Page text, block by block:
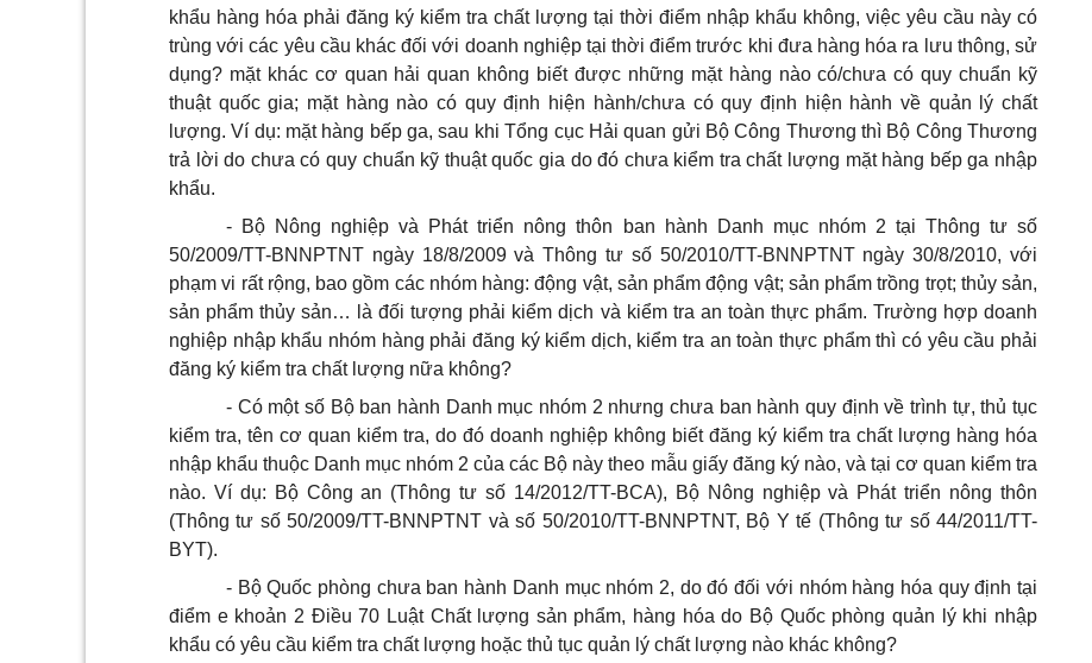
khẩu hàng hóa phải đăng ký kiểm tra chất lượng tại thời điểm nhập khẩu không, việc yêu cầu này có
trùng với các yêu cầu khác đối với doanh nghiệp tại thời điểm trước khi đưa hàng hóa ra lưu thông, sử
dụng? mặt khác cơ quan hải quan không biết được những mặt hàng nào có/chưa có quy chuẩn kỹ
thuật quốc gia; mặt hàng nào có quy định hiện hành/chưa có quy định hiện hành về quản lý chất
lượng. Ví dụ: mặt hàng bếp ga, sau khi Tổng cục Hải quan gửi Bộ Công Thương thì Bộ Công Thương
trả lời do chưa có quy chuẩn kỹ thuật quốc gia do đó chưa kiểm tra chất lượng mặt hàng bếp ga nhập
khẩu.
- Bộ Nông nghiệp và Phát triển nông thôn ban hành Danh mục nhóm 2 tại Thông tư số
50/2009/TT-BNNPTNT ngày 18/8/2009 và Thông tư số 50/2010/TT-BNNPTNT ngày 30/8/2010, với
phạm vi rất rộng, bao gồm các nhóm hàng: động vật, sản phẩm động vật; sản phẩm trồng trọt; thủy sản,
sản phẩm thủy sản… là đối tượng phải kiểm dịch và kiểm tra an toàn thực phẩm. Trường hợp doanh
nghiệp nhập khẩu nhóm hàng phải đăng ký kiểm dịch, kiểm tra an toàn thực phẩm thì có yêu cầu phải
đăng ký kiểm tra chất lượng nữa không?
- Có một số Bộ ban hành Danh mục nhóm 2 nhưng chưa ban hành quy định về trình tự, thủ tục
kiểm tra, tên cơ quan kiểm tra, do đó doanh nghiệp không biết đăng ký kiểm tra chất lượng hàng hóa
nhập khẩu thuộc Danh mục nhóm 2 của các Bộ này theo mẫu giấy đăng ký nào, và tại cơ quan kiểm tra
nào. Ví dụ: Bộ Công an (Thông tư số 14/2012/TT-BCA), Bộ Nông nghiệp và Phát triển nông thôn
(Thông tư số 50/2009/TT-BNNPTNT và số 50/2010/TT-BNNPTNT, Bộ Y tế (Thông tư số 44/2011/TT-
BYT).
- Bộ Quốc phòng chưa ban hành Danh mục nhóm 2, do đó đối với nhóm hàng hóa quy định tại
điểm e khoản 2 Điều 70 Luật Chất lượng sản phẩm, hàng hóa do Bộ Quốc phòng quản lý khi nhập
khẩu có yêu cầu kiểm tra chất lượng hoặc thủ tục quản lý chất lượng nào khác không?